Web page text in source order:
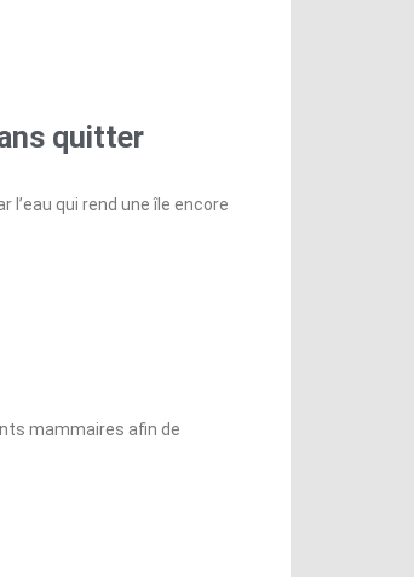
quitter
qui rend une île encore
mammaires afin de